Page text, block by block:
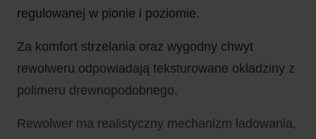
regulowanej w pionie i poziomie.
Za komfort strzelania oraz wygodny chwyt
rewolweru odpowiadają teksturowane okładziny z
polimeru drewnopodobnego.
Rewolwer ma realistyczny mechanizm ładowania,